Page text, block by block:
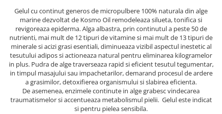
Gelul cu continut generos de micropulbere 100% naturala din alge
marine dezvoltat de Kosmo Oil remodeleaza silueta, tonifica si
revigoreaza epiderma. Alga albastra, prin continutul a peste 50 de
nutrienti, mai mult de 12 tipuri de vitamine si mai mult de 13 tipuri de
minerale si acizi grasi esentiali, diminueaza vizibil aspectul inestetic al
tesutului adipos si actioneaza natural pentru eliminarea kilogramelor
in plus. Pudra de alge traverseaza rapid si eficient tesutul tegumentar,
in timpul masajului sau impachetarilor, demarand procesul de ardere
a grasimilor, detoxifierea organismului si slabirea eficienta.
De asemenea, enzimele continute in alge grabesc vindecarea
traumatismelor si accentueaza metabolismul pielii. Gelul este indicat
si pentru pielea sensibila.